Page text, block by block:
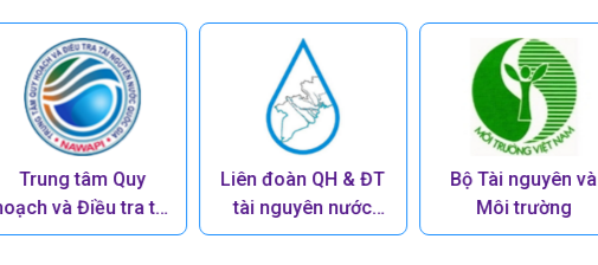
Trung tâm Quy
và Điều tra tài
nguyên nước quốc
Liên đoàn QH & ĐT
tài nguyên nước
miền Nam
Bộ Tài nguyên và
Môi trường